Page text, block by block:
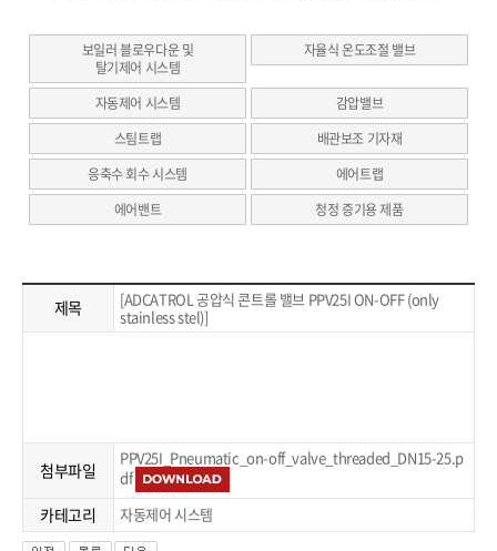
보일러 블로우다운 및
탈기제어 시스템
자율식 온도조절 밸브
자동제어 시스템
감압밸브
스팀트랩
배관보조 기자재
응축수 회수 시스템
에어트랩
에어밴트
청정 증기용 제품
제목
[ADCATROL 공압식 콘트롤 밸브 PPV25I ON-OFF (only
stainless stel)]
첨부파일
PPV25I_Pneumatic_on-off_valve_threaded_DN15-25.p
df
카테고리 자동제어 시스템